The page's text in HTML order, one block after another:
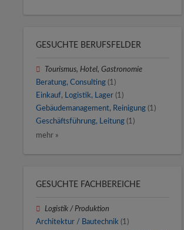
GESUCHTE BERUFSFELDER
Tourismus, Hotel, Gastronomie
Beratung, Consulting (1)
Einkauf, Logistik, Lager (1)
Gebäudemanagement, Reinigung (1)
Geschäftsführung, Leitung (1)
mehr »
GESUCHTE FACHBEREICHE
Logistik / Produktion
Architektur / Bautechnik (1)